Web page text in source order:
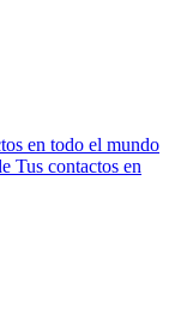
en todo el mundo
Tus contactos en